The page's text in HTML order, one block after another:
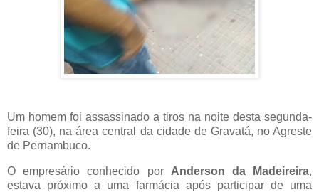
Um homem foi assassinado a tiros na noite desta segunda-
feira (30), na área central da cidade de Gravatá, no Agreste
de Pernambuco.
O empresário conhecido por Anderson da Madeireira,
estava próximo a uma farmácia após participar de uma